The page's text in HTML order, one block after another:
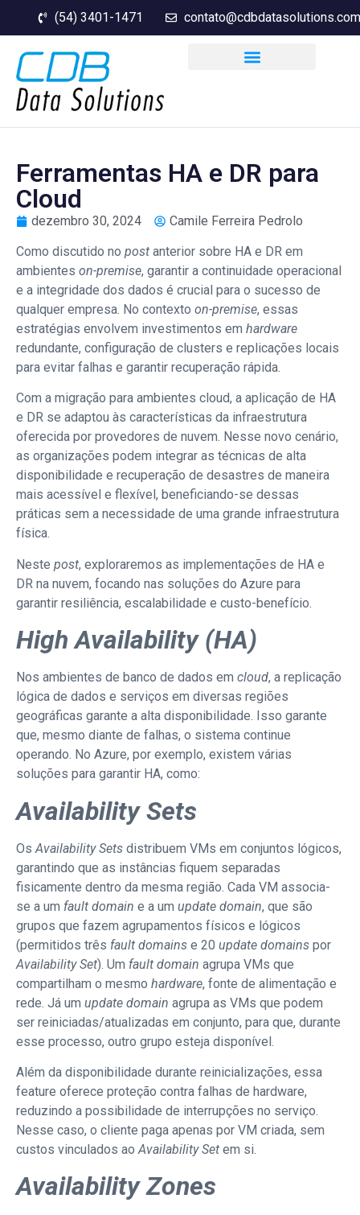
(54) 3401-1471
Ferramentas HA e DR para
Cloud
dezembro 30, 2024 Camile Ferreira Pedrolo
Como discutido no post anterior sobre HA e DR em
ambientes on-premise, garantir a continuidade operacional
e a integridade dos dados é crucial para o sucesso de
qualquer empresa. No contexto on-premise, essas
estratégias envolvem investimentos em hardware
redundante, configuração de clusters e replicações locais
para evitar falhas e garantir recuperação rápida.
Com a migração para ambientes cloud, a aplicação de HA
e DR se adaptou às características da infraestrutura
oferecida por provedores de nuvem. Nesse novo cenário,
as organizações podem integrar as técnicas de alta
disponibilidade e recuperação de desastres de maneira
mais acessível e flexível, beneficiando-se dessas
práticas sem a necessidade de uma grande infraestrutura
física.
Neste post, exploraremos as implementações de HA e
DR na nuvem, focando nas soluções do Azure para
garantir resiliência, escalabilidade e custo-benefício.
High Availability (HA)
Nos ambientes de banco de dados em cloud, a replicação
lógica de dados e serviços em diversas regiões
geográficas garante a alta disponibilidade. Isso garante
que, mesmo diante de falhas, o sistema continue
operando. No Azure, por exemplo, existem várias
soluções para garantir HA, como:
Availability Sets
Os Availability Sets distribuem VMs em conjuntos lógicos,
garantindo que as instâncias fiquem separadas
fisicamente dentro da mesma região. Cada VM associa-
se a um fault domain e a um update domain, que são
grupos que fazem agrupamentos físicos e lógicos
(permitidos três fault domains e 20 update domains por
Availability Set). Um fault domain agrupa VMs que
compartilham o mesmo hardware, fonte de alimentação e
rede. Já um update domain agrupa as VMs que podem
ser reiniciadas/atualizadas em conjunto, para que, durante
esse processo, outro grupo esteja disponível.
Além da disponibilidade durante reinicializações, essa
feature oferece proteção contra falhas de hardware,
reduzindo a possibilidade de interrupções no serviço.
Nesse caso, o cliente paga apenas por VM criada, sem
custos vinculados aoAvailability Set em si.
Availability Zones